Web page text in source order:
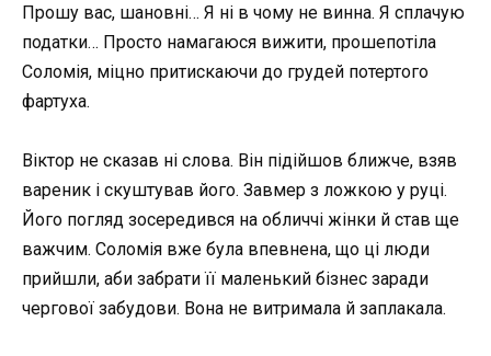
Прошу вас, шановні… Я ні в чому не винна. Я сплачую
податки… Просто намагаюся вижити, прошепотіла
Соломія, міцно притискаючи до грудей потертого
фартуха.
Віктор не сказав ні слова. Він підійшов ближче, взяв
вареник і скуштував його. Завмер з ложкою у руці.
Його погляд зосередився на обличчі жінки й став ще
важчим. Соломія вже була впевнена, що ці люди
прийшли, аби забрати її маленький бізнес заради
чергової забудови. Вона не витримала й заплакала.